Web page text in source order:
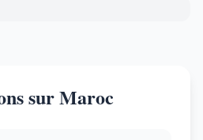
sur Maroc